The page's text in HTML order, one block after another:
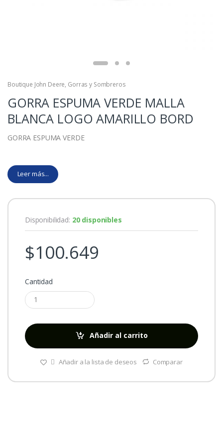
Boutique John Deere, Gorras y Sombreros
GORRA ESPUMA VERDE MALLA
BLANCA LOGO AMARILLO BORD
GORRA ESPUMA VERDE
Leer más...
Disponibilidad: 20 disponibles
$100.649
Cantidad
Añadir al carrito
Añadir a la lista de deseos Comparar